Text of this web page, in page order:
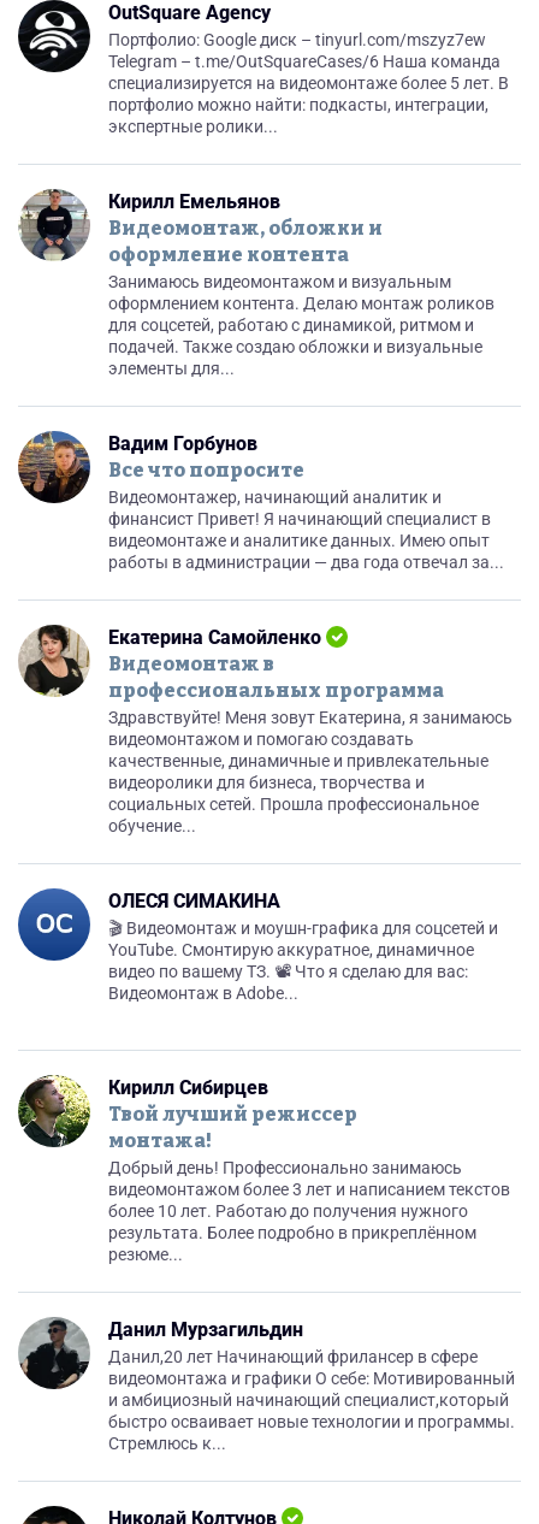
OutSquare Agency
Портфолио: Google диск – tinyurl.com/mszyz7ew
Telegram – t.me/OutSquareCases/6 Наша команда
специализируется на видеомонтаже более 5 лет. В
портфолио можно найти: подкасты, интеграции,
экспертные ролики...
Кирилл Емельянов
Видеомонтаж, обложки и
оформление контента
Занимаюсь видеомонтажом и визуальным
оформлением контента. Делаю монтаж роликов
для соцсетей, работаю с динамикой, ритмом и
подачей. Также создаю обложки и визуальные
элементы для...
Вадим Горбунов
Все что попросите
Видеомонтажер, начинающий аналитик и
финансист Привет! Я начинающий специалист в
видеомонтаже и аналитике данных. Имею опыт
работы в администрации — два года отвечал за...
Екатерина Самойленко
Видеомонтаж в
профессиональных программа
Здравствуйте! Меня зовут Екатерина, я занимаюсь
видеомонтажом и помогаю создавать
качественные, динамичные и привлекательные
видеоролики для бизнеса, творчества и
социальных сетей. Прошла профессиональное
обучение...
ОЛЕСЯ СИМАКИНА
🎬 Видеомонтаж и моушн-графика для соцсетей и
YouTube. Смонтирую аккуратное, динамичное
видео по вашему ТЗ. 📽 Что я сделаю для вас:
Видеомонтаж в Adobe...
Кирилл Сибирцев
Твой лучший режиссер
монтажа!
Добрый день! Профессионально занимаюсь
видеомонтажом более 3 лет и написанием текстов
более 10 лет. Работаю до получения нужного
результата. Более подробно в прикреплённом
резюме...
Данил Мурзагильдин
Данил,20 лет Начинающий фрилансер в сфере
видеомонтажа и графики О себе: Мотивированный
и амбициозный начинающий специалист,который
быстро осваивает новые технологии и программы.
Стремлюсь к...
Николай Колтунов